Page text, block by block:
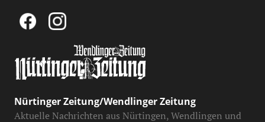
Nürtinger Zeitung/Wendlinger Zeitung
Aktuelle Nachrichten aus Nürtingen, Wendlingen und